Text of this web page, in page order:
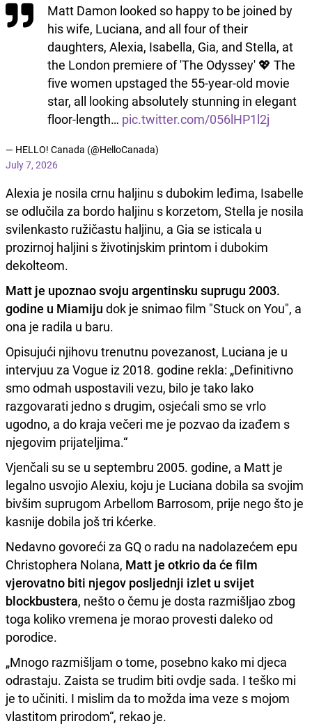
Matt Damon looked so happy to be joined by
his wife, Luciana, and all four of their
daughters, Alexia, Isabella, Gia, and Stella, at
the London premiere of 'The Odyssey' 💖 The
five women upstaged the 55-year-old movie
star, all looking absolutely stunning in elegant
floor-length… pic.twitter.com/056lHP1l2j
— HELLO! Canada (@HelloCanada)
July 7, 2026
Alexia je nosila crnu haljinu s dubokim leđima, Isabelle
se odlučila za bordo haljinu s korzetom, Stella je nosila
svilenkasto ružičastu haljinu, a Gia se isticala u
prozirnoj haljini s životinjskim printom i dubokim
dekolteom.
Matt je upoznao svoju argentinsku suprugu 2003.
godine u Miamiju dok je snimao film "Stuck on You", a
ona je radila u baru.
Opisujući njihovu trenutnu povezanost, Luciana je u
intervjuu za Vogue iz 2018. godine rekla: „Definitivno
smo odmah uspostavili vezu, bilo je tako lako
razgovarati jedno s drugim, osjećali smo se vrlo
ugodno, a do kraja večeri me je pozvao da izađem s
njegovim prijateljima.“
Vjenčali su se u septembru 2005. godine, a Matt je
legalno usvojio Alexiu, koju je Luciana dobila sa svojim
bivšim suprugom Arbellom Barrosom, prije nego što je
kasnije dobila još tri kćerke.
Nedavno govoreći za GQ o radu na nadolazećem epu
Christophera Nolana, Matt je otkrio da će film
vjerovatno biti njegov posljednji izlet u svijet
blockbustera, nešto o čemu je dosta razmišljao zbog
toga koliko vremena je morao provesti daleko od
porodice.
„Mnogo razmišljam o tome, posebno kako mi djeca
odrastaju. Zaista se trudim biti ovdje sada. I teško mi
je to učiniti. I mislim da to možda ima veze s mojom
vlastitom prirodom“, rekao je.